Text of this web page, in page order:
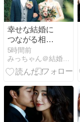
幸せな結婚に
つながる相手
とは
5時間前
みっちゃん＠結婚相談ラポール横浜